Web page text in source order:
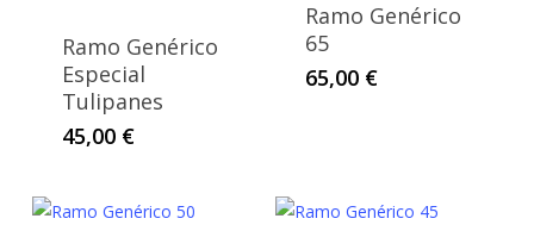
Ramo Genérico
Especial
Tulipanes
45,00 €
Ramo Genérico
65
65,00 €